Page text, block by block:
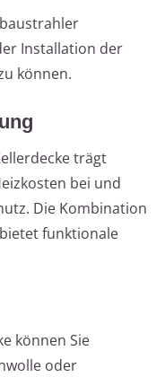
Installation der
können.
trägt
bei und
Die Kombination
funktionale
können Sie
oder